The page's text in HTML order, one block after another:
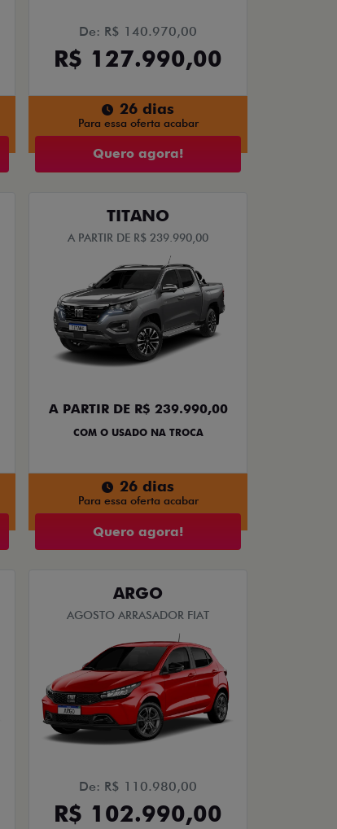
De: R$ 140.970,00
R$ 127.990,00
26 dias
Para essa oferta acabar
Quero agora!
TITANO
A PARTIR DE R$ 239.990,00
A PARTIR DE R$ 239.990,00
COM O USADO NA TROCA
26 dias
Para essa oferta acabar
Quero agora!
ARGO
AGOSTO ARRASADOR FIAT
De: R$ 110.980,00
R$ 102.990,00